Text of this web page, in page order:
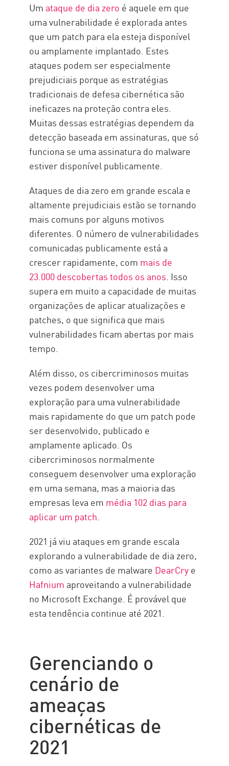
Um ataque de dia zero é aquele em que
uma vulnerabilidade é explorada antes
que um patch para ela esteja disponível
ou amplamente implantado. Estes
ataques podem ser especialmente
prejudiciais porque as estratégias
tradicionais de defesa cibernética são
ineficazes na proteção contra eles.
Muitas dessas estratégias dependem da
detecção baseada em assinaturas, que só
funciona se uma assinatura do malware
estiver disponível publicamente.
Ataques de dia zero em grande escala e
altamente prejudiciais estão se tornando
mais comuns por alguns motivos
diferentes. O número de vulnerabilidades
comunicadas publicamente está a
crescer rapidamente, com mais de
23.000 descobertas todos os anos. Isso
supera em muito a capacidade de muitas
organizações de aplicar atualizações e
patches, o que significa que mais
vulnerabilidades ficam abertas por mais
tempo.
Além disso, os cibercriminosos muitas
vezes podem desenvolver uma
exploração para uma vulnerabilidade
mais rapidamente do que um patch pode
ser desenvolvido, publicado e
amplamente aplicado. Os
cibercriminosos normalmente
conseguem desenvolver uma exploração
em uma semana, mas a maioria das
empresas leva em média 102 dias para
aplicar um patch.
2021 já viu ataques em grande escala
explorando a vulnerabilidade de dia zero,
como as variantes de malware DearCrye
Hafnium aproveitando a vulnerabilidade
no Microsoft Exchange. É provável que
esta tendência continue até 2021.
Gerenciando o
cenário de
ameaças
cibernéticas de
2021